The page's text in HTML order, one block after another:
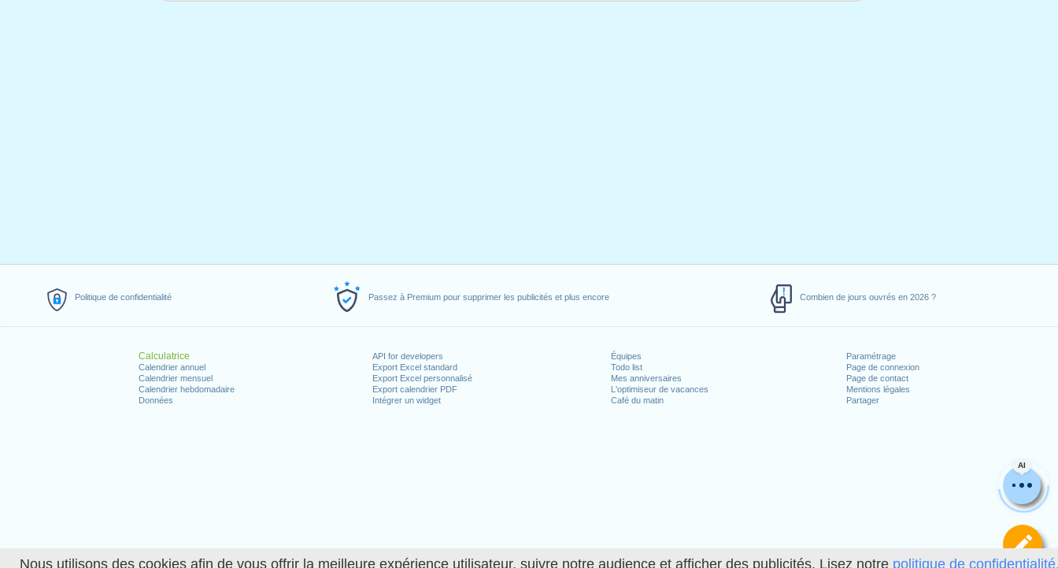
Nous utilisons des cookies afin de vous offrir la meilleure expérience utilisateur, suivre notre audience et afficher des publicités. Lisez notre politique de
Politique de confidentialité Passez à Premium pour supprimer les publicités et plus encore Combien de jours ouvrés en 2026 ?
Calculatrice
Calendrier annuel
Calendrier mensuel
Calendrier hebdomadaire
Données
API for developers
Export Excel standard
Export Excel personnalisé
Export calendrier PDF
Intégrer un widget
Équipes
Todo list
Mes anniversaires
L'optimiseur de vacances
Café du matin
Paramétrage
Page de connexion
Page de contact
Mentions légales
Partager
AI